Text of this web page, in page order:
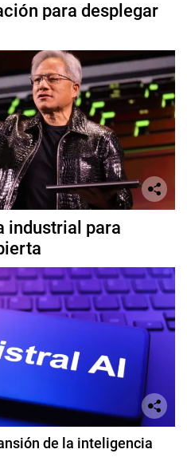
para desplegar
industrial para
de la inteligencia